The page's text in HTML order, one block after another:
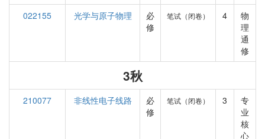
022155
光学与原子物理
必
修
笔试（闭卷） 4
物
理
通
修
3秋
210077 非线性电子线路
必
修
笔试（闭卷） 3
专
业
核
心